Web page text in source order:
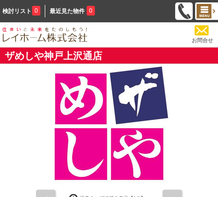
検討リスト 0 最近見た物件 0
お問合せ
ザめしや神戸上沢通店